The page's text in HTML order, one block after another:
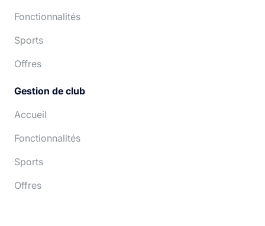
Fonctionnalités
Sports
Offres
Gestion de club
Accueil
Fonctionnalités
Sports
Offres